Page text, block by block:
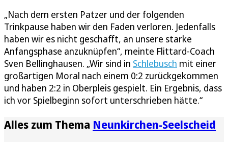
„Nach dem ersten Patzer und der folgenden
Trinkpause haben wir den Faden verloren. Jedenfalls
haben wir es nicht geschafft, an unsere starke
Anfangsphase anzuknüpfen“, meinte Flittard-Coach
Sven Bellinghausen. „Wir sind in Schlebusch mit einer
großartigen Moral nach einem 0:2 zurückgekommen
und haben 2:2 in Oberpleis gespielt. Ein Ergebnis, dass
ich vor Spielbeginn sofort unterschrieben hätte.“
Alles zum Thema Neunkirchen-Seelscheid